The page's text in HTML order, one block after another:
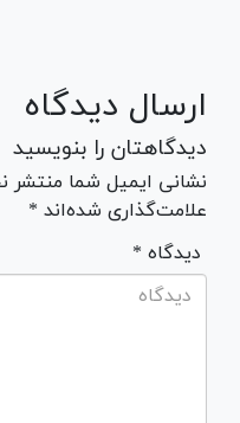
ارسال دیدگاه
دیدگاهتان را بنویسید
نشانی ایمیل شما منتشر
علامت‌گذاری شده‌اند *
* دیدگاه